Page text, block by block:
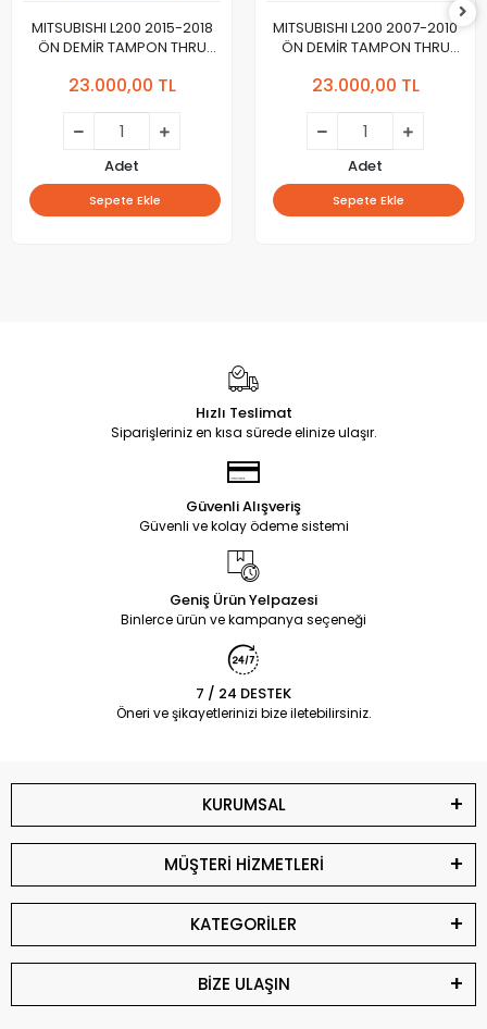
MITSUBISHI L200 2015-2018
ÖN DEMİR TAMPON THRU
23.000,00 TL
Adet
Sepete Ekle
MITSUBISHI L200 2007-2010
ÖN DEMİR TAMPON THRU
23.000,00 TL
Adet
Sepete Ekle
Hızlı Teslimat
Siparişleriniz en kısa sürede elinize ulaşır.
Güvenli Alışveriş
Güvenli ve kolay ödeme sistemi
Geniş Ürün Yelpazesi
Binlerce ürün ve kampanya seçeneği
7 / 24 DESTEK
Öneri ve şikayetlerinizi bize iletebilirsiniz.
KURUMSAL
MÜŞTERİ HİZMETLERİ
KATEGORİLER
BİZE ULAŞIN